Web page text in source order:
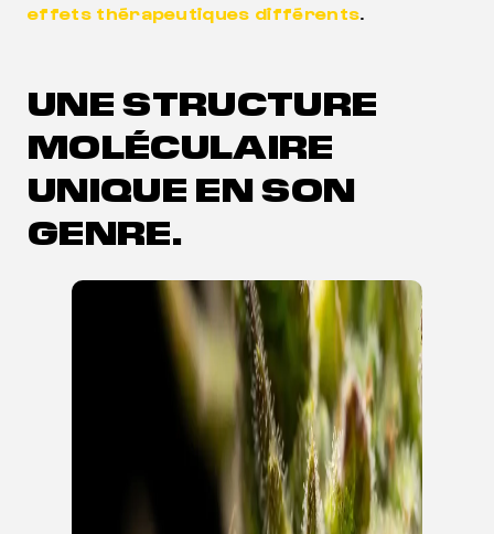
effets thérapeutiques différents.
UNE STRUCTURE
MOLÉCULAIRE
UNIQUE EN SON
GENRE.